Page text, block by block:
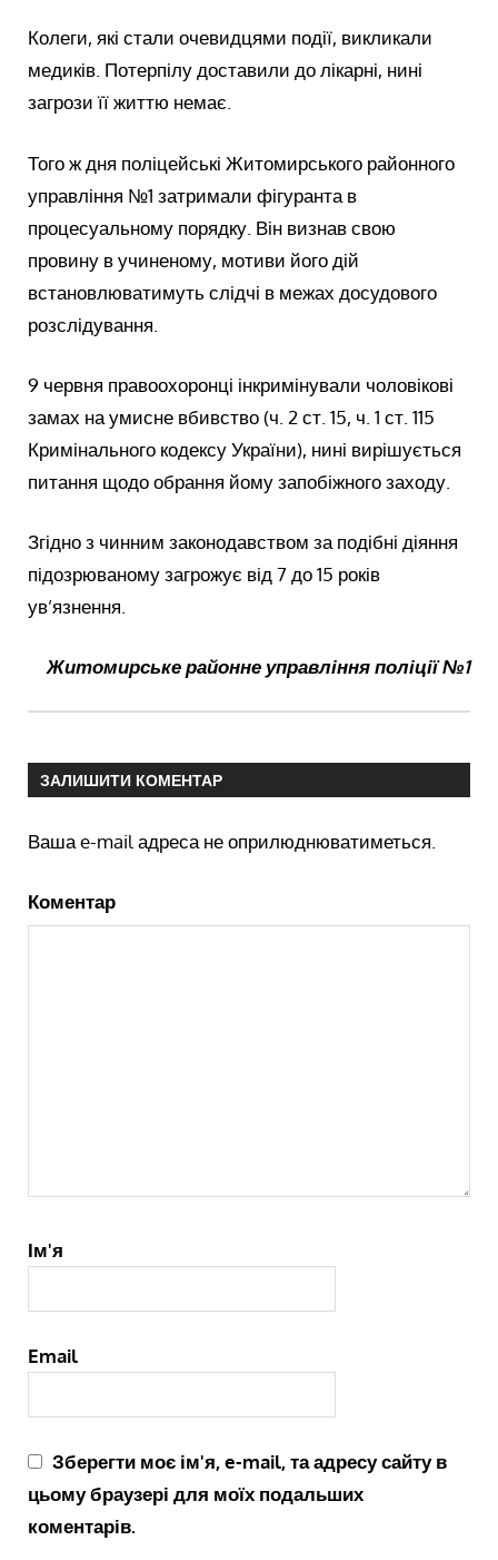
Колеги, які стали очевидцями події, викликали
медиків. Потерпілу доставили до лікарні, нині
загрози її життю немає.
Того ж дня поліцейські Житомирського районного
управління №1 затримали фігуранта в
процесуальному порядку. Він визнав свою
провину в учиненому, мотиви його дій
встановлюватимуть слідчі в межах досудового
розслідування.
9 червня правоохоронці інкримінували чоловікові
замах на умисне вбивство (ч. 2 ст. 15, ч. 1 ст. 115
Кримінального кодексу України), нині вирішується
питання щодо обрання йому запобіжного заходу.
Згідно з чинним законодавством за подібні діяння
підозрюваному загрожує від 7 до 15 років
ув’язнення.
Житомирське районне управління поліції №1
ЗАЛИШИТИ КОМЕНТАР
Ваша e-mail адреса не оприлюднюватиметься.
Коментар
Ім'я
Email
Зберегти моє ім'я, e-mail, та адресу сайту в
цьому браузері для моїх подальших
коментарів.